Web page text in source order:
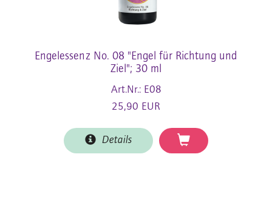
Engelessenz No. 08 "Engel für Richtung und
Ziel"; 30 ml
Art.Nr.: E08
25,90 EUR
Details